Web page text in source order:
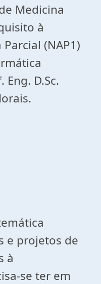
Medicina
à
(NAP1)
D.Sc.
e projetos de
à
se ter em